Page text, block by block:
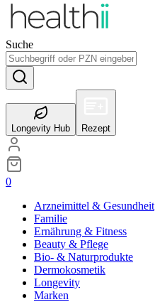
Suche
Longevity Hub Rezept
0
Arzneimittel & Gesundheit
Familie
Ernährung & Fitness
Beauty & Pflege
Bio- & Naturprodukte
Dermokosmetik
Longevity
Marken